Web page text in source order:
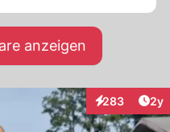
anzeigen
283
Interaktionen
2y